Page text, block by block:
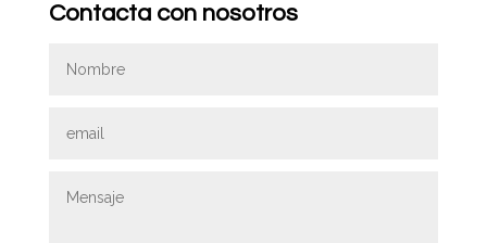
Contacta con nosotros